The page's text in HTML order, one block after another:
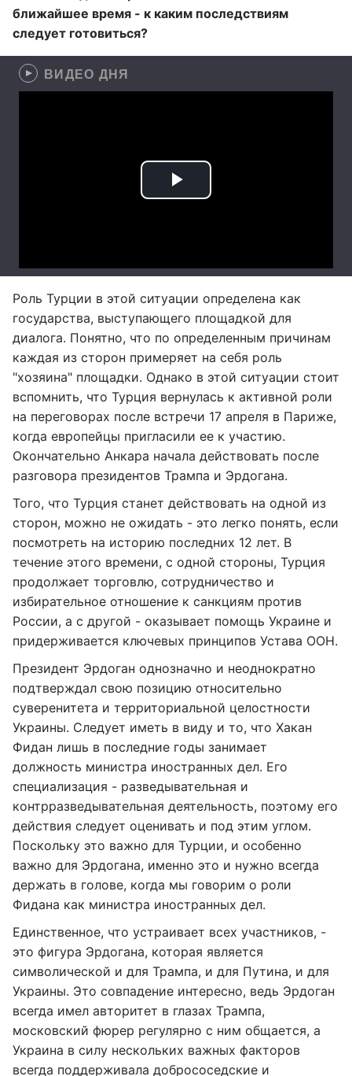
ближайшее время - к каким последствиям
следует готовиться?
ВИДЕО ДНЯ
Роль Турции в этой ситуации определена как
государства, выступающего площадкой для
диалога. Понятно, что по определенным причинам
каждая из сторон примеряет на себя роль
"хозяина" площадки. Однако в этой ситуации стоит
вспомнить, что Турция вернулась к активной роли
на переговорах после встречи 17 апреля в Париже,
когда европейцы пригласили ее к участию.
Окончательно Анкара начала действовать после
разговора президентов Трампа и Эрдогана.
Того, что Турция станет действовать на одной из
сторон, можно не ожидать - это легко понять, если
посмотреть на историю последних 12 лет. В
течение этого времени, с одной стороны, Турция
продолжает торговлю, сотрудничество и
избирательное отношение к санкциям против
России, а с другой - оказывает помощь Украине и
придерживается ключевых принципов Устава ООН.
Президент Эрдоган однозначно и неоднократно
подтверждал свою позицию относительно
суверенитета и территориальной целостности
Украины. Следует иметь в виду и то, что Хакан
Фидан лишь в последние годы занимает
должность министра иностранных дел. Его
специализация - разведывательная и
контрразведывательная деятельность, поэтому его
действия следует оценивать и под этим углом.
Поскольку это важно для Турции, и особенно
важно для Эрдогана, именно это и нужно всегда
держать в голове, когда мы говорим о роли
Фидана как министра иностранных дел.
Единственное, что устраивает всех участников, -
это фигура Эрдогана, которая является
символической и для Трампа, и для Путина, и для
Украины. Это совпадение интересно, ведь Эрдоган
всегда имел авторитет в глазах Трампа,
московский фюрер регулярно с ним общается, а
Украина в силу нескольких важных факторов
всегда поддерживала добрососедские и